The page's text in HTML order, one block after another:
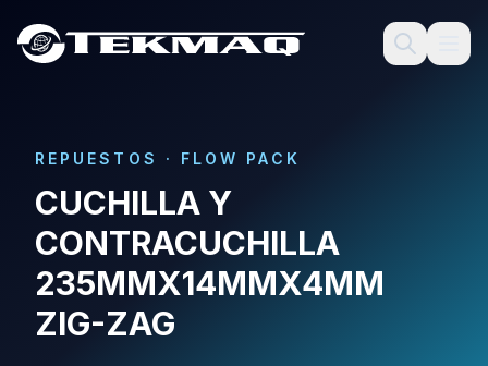
REPUESTOS · FLOW PACK
CUCHILLA Y
CONTRACUCHILLA
235MMX14MMX4MM
ZIG-ZAG